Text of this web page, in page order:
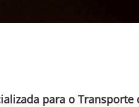
para o Transporte